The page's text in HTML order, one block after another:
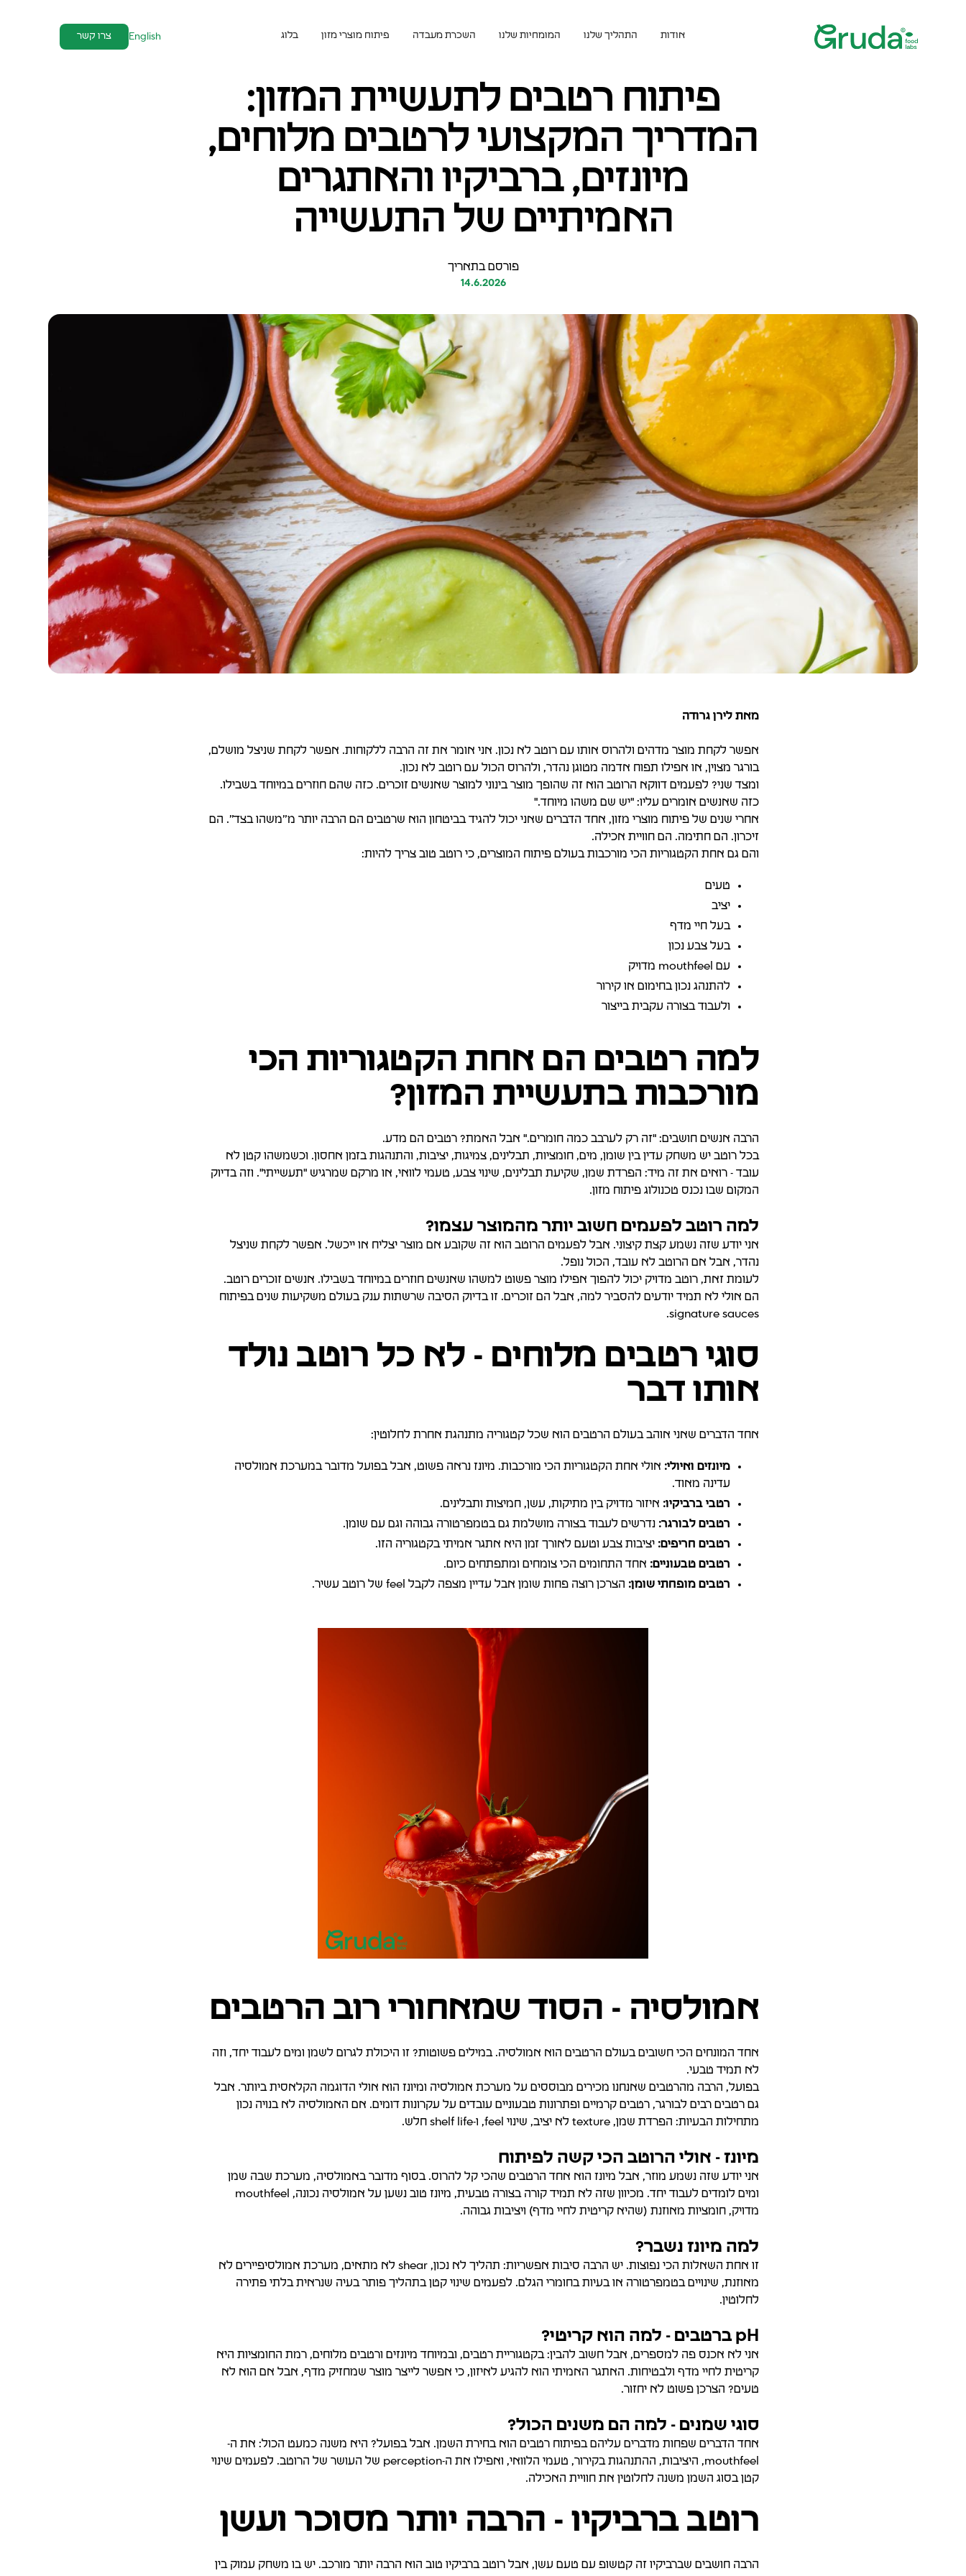
אודות התהליך שלנו המומחיות שלנו השכרת מעבדה פיתוח מוצרי מזון בלוג English צרו קשר
פיתוח רטבים לתעשיית המזון:
המדריך המקצועי לרטבים מלוחים,
מיונזים, ברביקיו והאתגרים
האמיתיים של התעשייה
פורסם בתאריך
14.6.2026
מאת לירן גרודה
אפשר לקחת מוצר מדהים ולהרוס אותו עם רוטב לא נכון. אני אומר את זה הרבה ללקוחות. אפשר לקחת שניצל מושלם,
בורגר מצוין, או אפילו תפוח אדמה מטוגן נהדר, ולהרוס הכול עם רוטב לא נכון.
ומצד שני? לפעמים דווקא הרוטב הוא זה שהופך מוצר בינוני למוצר שאנשים זוכרים. כזה שהם חוזרים במיוחד בשבילו.
כזה שאנשים אומרים עליו: "יש שם משהו מיוחד."
אחרי שנים של פיתוח מוצרי מזון, אחד הדברים שאני יכול להגיד בביטחון הוא שרטבים הם הרבה יותר מ”משהו בצד”. הם
זיכרון. הם חתימה. הם חוויית אכילה.
והם גם אחת הקטגוריות הכי מורכבות בעולם פיתוח המוצרים, כי רוטב טוב צריך להיות:
טעים
יציב
בעל חיי מדף
בעל צבע נכון
עם mouthfeel מדויק
להתנהג נכון בחימום או קירור
ולעבוד בצורה עקבית בייצור
למה רטבים הם אחת הקטגוריות הכי
מורכבות בתעשיית המזון?
הרבה אנשים חושבים: "זה רק לערבב כמה חומרים." אבל האמת? רטבים הם מדע.
בכל רוטב יש משחק עדין בין שומן, מים, חומציות, תבלינים, צמיגות, יציבות, והתנהגות בזמן אחסון. וכשמשהו קטן לא
עובד - רואים את זה מיד: הפרדת שמן, שקיעת תבלינים, שינוי צבע, טעמי לוואי, או מרקם שמרגיש "תעשייתי". וזה בדיוק
המקום שבו נכנס טכנולוג פיתוח מזון.
למה רוטב לפעמים חשוב יותר מהמוצר עצמו?
אני יודע שזה נשמע קצת קיצוני. אבל לפעמים הרוטב הוא זה שקובע אם מוצר יצליח או ייכשל. אפשר לקחת שניצל
נהדר, אבל אם הרוטב לא עובד, הכול נופל.
לעומת זאת, רוטב מדויק יכול להפוך אפילו מוצר פשוט למשהו שאנשים חוזרים במיוחד בשבילו. אנשים זוכרים רוטב.
הם אולי לא תמיד יודעים להסביר למה, אבל הם זוכרים. זו בדיוק הסיבה שרשתות ענק בעולם משקיעות שנים בפיתוח
signature sauces.
סוגי רטבים מלוחים - לא כל רוטב נולד
אותו דבר
אחד הדברים שאני אוהב בעולם הרטבים הוא שכל קטגוריה מתנהגת אחרת לחלוטין:
מיונזים ואיולי: אולי אחת הקטגוריות הכי מורכבות. מיונז נראה פשוט, אבל בפועל מדובר במערכת אמולסיה
עדינה מאוד.
רטבי ברביקיו: איזור מדויק בין מתיקות, עשן, חמיצות ותבלינים.
רטבים לבורגר: נדרשים לעבוד בצורה מושלמת גם בטמפרטורה גבוהה וגם עם שומן.
רטבים חריפים: יציבות צבע וטעם לאורך זמן היא אתגר אמיתי בקטגוריה הזו.
רטבים טבעוניים: אחד התחומים הכי צומחים ומתפתחים כיום.
רטבים מופחתי שומן: הצרכן רוצה פחות שומן אבל עדיין מצפה לקבל feel של רוטב עשיר.
אמולסיה - הסוד שמאחורי רוב הרטבים
אחד המונחים הכי חשובים בעולם הרטבים הוא אמולסיה. במילים פשוטות? זו היכולת לגרום לשמן ומים לעבוד יחד, וזה
לא תמיד טבעי.
בפועל, הרבה מהרטבים שאנחנו מכירים מבוססים על מערכת אמולסיה ומיונז הוא אולי הדוגמה הקלאסית ביותר. אבל
גם רטבים רבים לבורגר, רטבים קרמיים ופתרונות טבעוניים עובדים על עקרונות דומים. אם האמולסיה לא בנויה נכון
מתחילות הבעיות: הפרדת שמן, texture לא יציב, שינוי feel, ו-shelf life חלש.
מיונז - אולי הרוטב הכי קשה לפיתוח
אני יודע שזה נשמע מוזר, אבל מיונז הוא אחד הרטבים שהכי קל להרוס. בסוף מדובר באמולסיה, מערכת שבה שמן
ומים לומדים לעבוד יחד. מכיוון שזה לא תמיד קורה בצורה טבעית, מיונז טוב נשען על אמולסיה נכונה, mouthfeel
מדויק, חומציות מאוזנת (שהיא קריטית לחיי מדף) ויציבות גבוהה.
למה מיונז נשבר?
זו אחת השאלות הכי נפוצות. יש הרבה סיבות אפשריות: תהליך לא נכון, shear לא מתאים, מערכת אמולסיפיירים לא
מאוזנת, שינויים בטמפרטורה או בעיות בחומרי הגלם. לפעמים שינוי קטן בתהליך פותר בעיה שנראית בלתי פתירה
לחלוטין.
pH ברטבים - למה הוא קריטי?
אני לא אכנס פה למספרים, אבל חשוב להבין: בקטגוריית רטבים, ובמיוחד מיונזים ורטבים מלוחים, רמת החומציות היא
קריטית לחיי מדף ולבטיחות. האתגר האמיתי הוא להגיע לאיזון, כי אפשר לייצר מוצר שמחזיק מדף, אבל אם הוא לא
טעים? הצרכן פשוט לא יחזור.
סוגי שמנים - למה הם משנים הכול?
אחד הדברים שפחות מדברים עליהם בפיתוח רטבים הוא בחירת השמן. אבל בפועל? היא משנה כמעט הכול: את ה-
mouthfeel, היציבות, ההתנהגות בקירור, טעמי הלוואי, ואפילו את ה-perception של העושר של הרוטב. לפעמים שינוי
קטן בסוג השמן משנה לחלוטין את חוויית האכילה.
רוטב ברביקיו - הרבה יותר מסוכר ועשן
הרבה חושבים שברביקיו זה קטשופ עם טעם עשן, אבל רוטב ברביקיו טוב הוא הרבה יותר מורכב. יש בו משחק עמוק בין